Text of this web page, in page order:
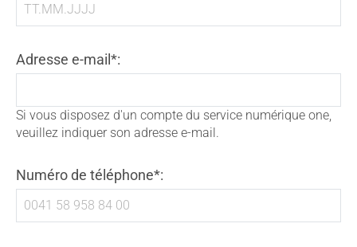
Adresse e-mail*:
Si vous disposez d'un compte du service numérique one,
veuillez indiquer son adresse e-mail.
Numéro de téléphone*: